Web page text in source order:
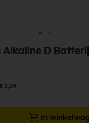
Alkaline D
3,39
In